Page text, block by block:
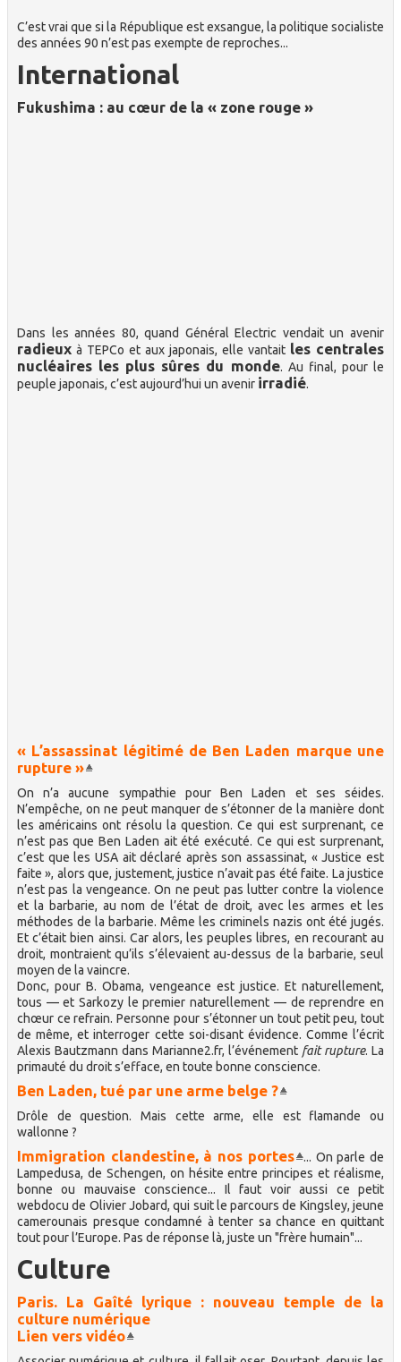
C’est vrai que si la République est exsangue, la politique socialiste
des années 90 n’est pas exempte de reproches...
International
Fukushima : au cœur de la « zone rouge »
Dans les années 80, quand Général Electric vendait un avenir
radieux à TEPCo et aux japonais, elle vantait les centrales
nucléaires les plus sûres du monde. Au final, pour le
peuple japonais, c’est aujourd’hui un avenir irradié.
« L’assassinat légitimé de Ben Laden marque une
rupture »
On n’a aucune sympathie pour Ben Laden et ses séides.
N’empêche, on ne peut manquer de s’étonner de la manière dont
les américains ont résolu la question. Ce qui est surprenant, ce
n’est pas que Ben Laden ait été exécuté. Ce qui est surprenant,
c’est que les USA ait déclaré après son assassinat, « Justice est
faite », alors que, justement, justice n’avait pas été faite. La justice
n’est pas la vengeance. On ne peut pas lutter contre la violence
et la barbarie, au nom de l’état de droit, avec les armes et les
méthodes de la barbarie. Même les criminels nazis ont été jugés.
Et c’était bien ainsi. Car alors, les peuples libres, en recourant au
droit, montraient qu’ils s’élevaient au-dessus de la barbarie, seul
moyen de la vaincre.
Donc, pour B. Obama, vengeance est justice. Et naturellement,
tous — et Sarkozy le premier naturellement — de reprendre en
chœur ce refrain. Personne pour s’étonner un tout petit peu, tout
de même, et interroger cette soi-disant évidence. Comme l’écrit
Alexis Bautzmann dans Marianne2.fr, l’événement fait rupture. La
primauté du droit s’efface, en toute bonne conscience.
Ben Laden, tué par une arme belge ?
Drôle de question. Mais cette arme, elle est flamande ou
wallonne ?
Immigration clandestine, à nos portes
... On parle de
Lampedusa, de Schengen, on hésite entre principes et réalisme,
bonne ou mauvaise conscience... Il faut voir aussi ce petit
webdocu de Olivier Jobard, qui suit le parcours de Kingsley, jeune
camerounais presque condamné à tenter sa chance en quittant
tout pour l’Europe. Pas de réponse là, juste un "frère humain"...
Culture
Paris. La Gaîté lyrique : nouveau temple de la
culture numérique
Lien vers vidéo